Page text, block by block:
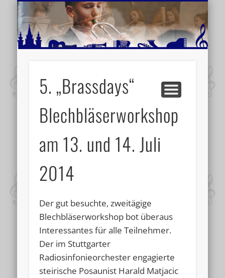
MUSIKSCHULE MARIAZELL
AKTUELLE BERICHTE
SCHULE
VIDEOS
VERANSTALTUNGSTIPPS
WEITERE INFORMATIONEN
5. „Brassdays“
Blechbläserworkshop
am 13. und 14. Juli
2014
Der gut besuchte, zweitägige
Blechbläserworkshop bot überaus
Interessantes für alle Teilnehmer.
Der im Stuttgarter
Radiosinfonieorchester engagierte
steirische Posaunist Harald Matjacic